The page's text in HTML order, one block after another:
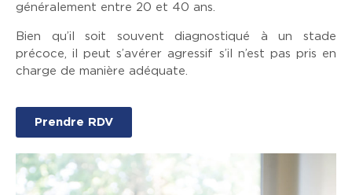
généralement entre 20 et 40 ans.
Bien qu’il soit souvent diagnostiqué à un stade
précoce, il peut s’avérer agressif s’il n’est pas pris en
charge de manière adéquate.
Prendre RDV